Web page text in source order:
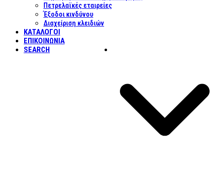
Πετρελαϊκές εταιρείες
Έξοδοι κινδύνου
Διαχείριση κλειδιών
ΚΑΤΑΛΟΓΟΙ
ΕΠΙΚΟΙΝΩΝΊΑ
SEARCH